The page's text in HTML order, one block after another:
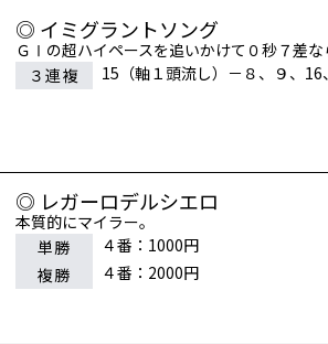
◎ イミグラントソング
ＧⅠの超ハイペースを追いかけて０秒７差な
３連複
15（軸１頭流し）－８、９、16
◎ レガーロデルシエロ
本質的にマイラー。
単勝
４番：1000円
複勝
４番：2000円